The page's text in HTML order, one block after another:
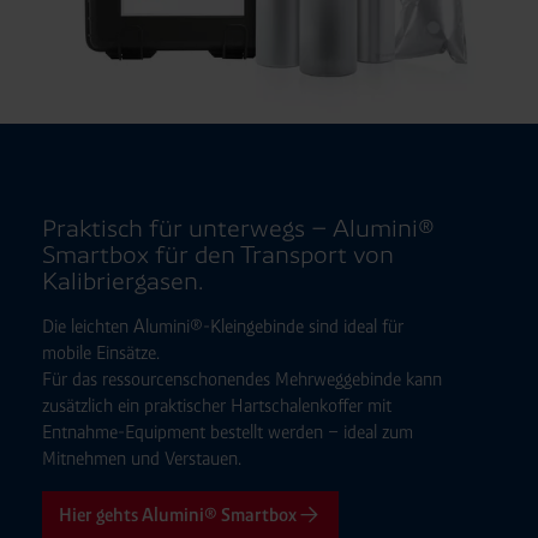
Empfänger und Datenübermittlung:
Ihre Daten können
an unsere Auftragsverarbeiter (z. B. für Webanalyse,
Drittländern übermittelt werden. Wenn eine Übermittlung
Speicherdauer:Cookies werden je nach Zweck
unterschiedlich lange gespeichert. Die maximale
Speicherdauer beträgt 400 Tage, sofern nicht gesetzlich
anders vorgeschrieben oder technisch erforderlich.
Verantwortlicher:
43, 48155 Münster E-Mail: datenschutz@westfalen.com
Praktisch für unterwegs – Alumini®
Smartbox für den Transport von
Kalibriergasen.
Die leichten Alumini®-Kleingebinde sind ideal für
mobile Einsätze.
Für das ressourcenschonendes Mehrweggebinde kann
zusätzlich ein praktischer Hartschalenkoffer mit
Entnahme-Equipment bestellt werden – ideal zum
Mitnehmen und Verstauen.
Hier gehts Alumini® Smartbox